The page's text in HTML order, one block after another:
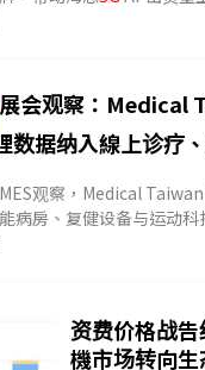
旺季备货，将带动全球手
年同期衰退13.0%。...
展会观察：Medical
数据纳入線上诊疗
观察，Medical
病房、复健设备与运动
服务。本届业者除展示
业重点开始步入代理拓展
资费价格战
機市场转向